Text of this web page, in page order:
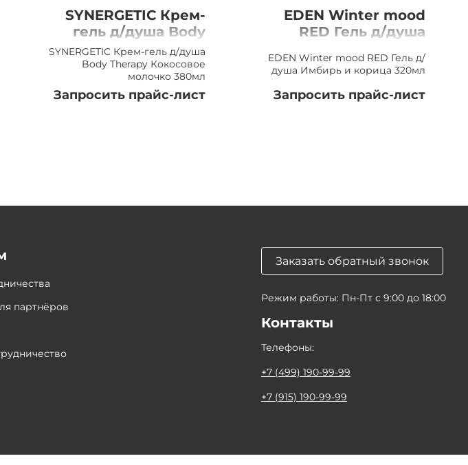
SYNERGETIC Крем-
гель д/душа Body
Therapy Кокосовое
молочко 380мл
SYNERGETIC Крем-гель д/душа
Body Therapy Кокосовое
молочко 380мл
Запросить прайс-лист
EDEN Winter mood
RED Гель д/душа
320мл
EDEN Winter mood RED Гель д/
душа Имбирь и корица 320мл
Запросить прайс-лист
партнёров
Заказать обратный звонок
Режим работы: Пн-Пт с 9:00 до 18:00
Контакты
Телефоны:
+7 (499) 190-99-99
+7 (915) 190-99-99